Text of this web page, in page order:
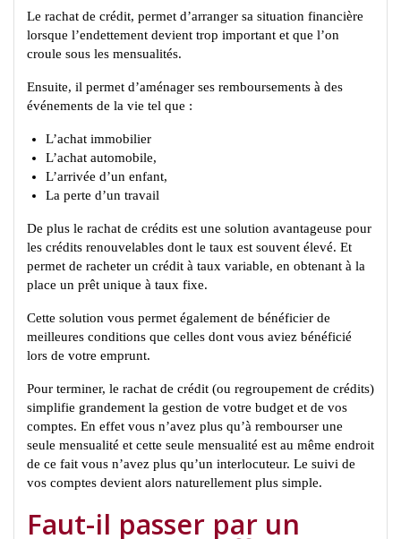
Le rachat de crédit, permet d’arranger sa situation financière
lorsque l’endettement devient trop important et que l’on
croule sous les mensualités.
Ensuite, il permet d’aménager ses remboursements à des
événements de la vie tel que :
L’achat immobilier
L’achat automobile,
L’arrivée d’un enfant,
La perte d’un travail
De plus le rachat de crédits est une solution avantageuse pour
les crédits renouvelables dont le taux est souvent élevé. Et
permet de racheter un crédit à taux variable, en obtenant à la
place un prêt unique à taux fixe.
Cette solution vous permet également de bénéficier de
meilleures conditions que celles dont vous aviez bénéficié
lors de votre emprunt.
Pour terminer, le rachat de crédit (ou regroupement de crédits)
simplifie grandement la gestion de votre budget et de vos
comptes. En effet vous n’avez plus qu’à rembourser une
seule mensualité et cette seule mensualité est au même endroit
de ce fait vous n’avez plus qu’un interlocuteur. Le suivi de
vos comptes devient alors naturellement plus simple.
Faut-il passer par un